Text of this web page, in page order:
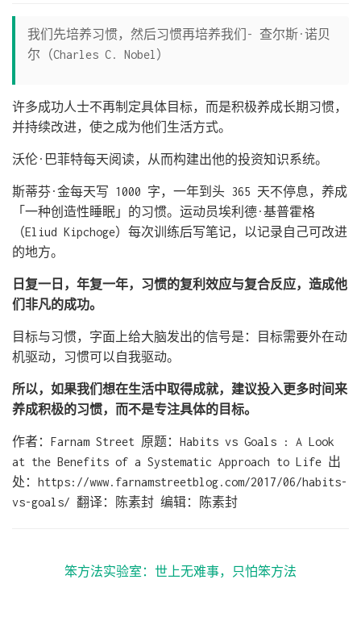
我们先培养习惯，然后习惯再培养我们- 查尔斯·诺贝
尔（Charles C. Nobel）
许多成功人士不再制定具体目标，而是积极养成长期习惯，
并持续改进，使之成为他们生活方式。
沃伦·巴菲特每天阅读，从而构建出他的投资知识系统。
斯蒂芬·金每天写 1000 字，一年到头 365 天不停息，养成
「一种创造性睡眠」的习惯。运动员埃利德·基普霍格
（Eliud Kipchoge）每次训练后写笔记，以记录自己可改进
的地方。
日复一日，年复一年，习惯的复利效应与复合反应，造成他
们非凡的成功。
目标与习惯，字面上给大脑发出的信号是：目标需要外在动
机驱动，习惯可以自我驱动。
所以，如果我们想在生活中取得成就，建议投入更多时间来
养成积极的习惯，而不是专注具体的目标。
作者：Farnam Street 原题：Habits vs Goals : A Look
at the Benefits of a Systematic Approach to Life 出
处：https://www.farnamstreetblog.com/2017/06/habits-
vs-goals/ 翻译：陈素封 编辑：陈素封
笨方法实验室：世上无难事，只怕笨方法